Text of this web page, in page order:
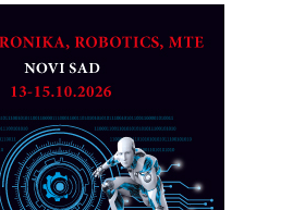
pravca MINI-
standard metrologije
Srbiji
– NEXT-Robotika vođena
inteligencijom